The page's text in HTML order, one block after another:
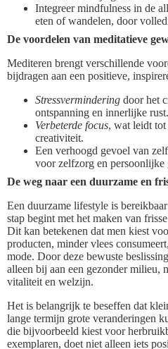
Integreer mindfulness in de
eten of wandelen, door
De voordelen van meditatieve
Mediteren brengt verschillende
bijdragen aan een positieve,
Stressvermindering door het
ontspanning en innerlijke rust.
Verbeterde focus, wat leidt
creativiteit.
Een verhoogd gevoel van
voor zelfzorg en persoonlijke
De weg naar een duurzame en
Een duurzame lifestyle is
stap begint met het maken van
Dit kan betekenen dat men kiest
producten, minder vlees
mode. Door deze bewuste
alleen bij aan een gezonder milieu,
vitaliteit en welzijn.
Het is belangrijk te beseffen dat
lange termijn grote veranderingen
die bijvoorbeeld kiest voor
exemplaren, doet niet alleen iets